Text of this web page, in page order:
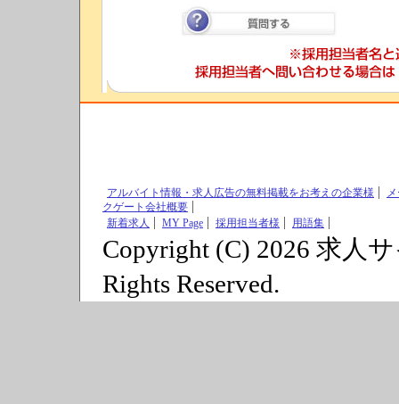
アルバイト情報・求人広告の無料掲載をお考えの企業様
クゲート会社概要
新着求人
MY Page 採用担当者様 用語集
Copyright (C) 2026 求人
Rights Reserved.